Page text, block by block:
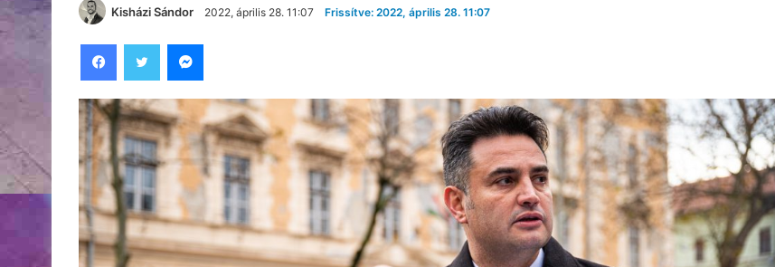
Kisházi Sándor 2022, április 28. 11:07 Frissítve: 2022, április 28. 11:07